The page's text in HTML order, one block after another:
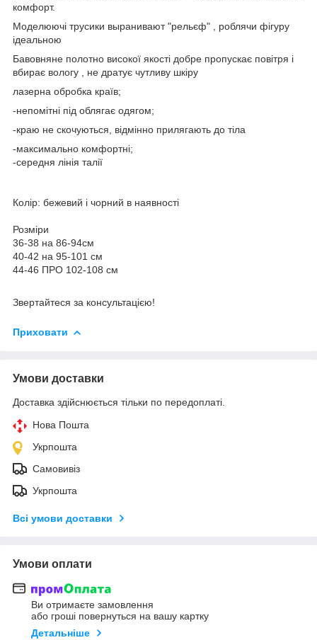
комфорт.
Моделюючі трусики выранивают "рельєф" , роблячи фігуру
ідеальною
Бавовняне полотно високої якості добре пропускає повітря і
вбирає вологу , не дратує чутливу шкіру
лазерна обробка країв;
-непомітні під облягає одягом;
-краю не скочуються, відмінно прилягають до тіла
-максимально комфортні;
-середня лінія талії⠀
Колір: бежевий і чорний в наявності⠀
Розміри⠀
36-38 на 86-94см⠀
40-42 на 95-101 см⠀
44-46 ПРО 102-108 см⠀
Звертайтеся за консультацією!
Приховати
Умови доставки
Доставка здійснюється тільки по передоплаті.
Нова Пошта
Укрпошта
Самовивіз
Укрпошта
Всі умови доставки
Умови оплати
Ви отримаєте замовлення
або гроші повернуться на вашу картку
Детальніше